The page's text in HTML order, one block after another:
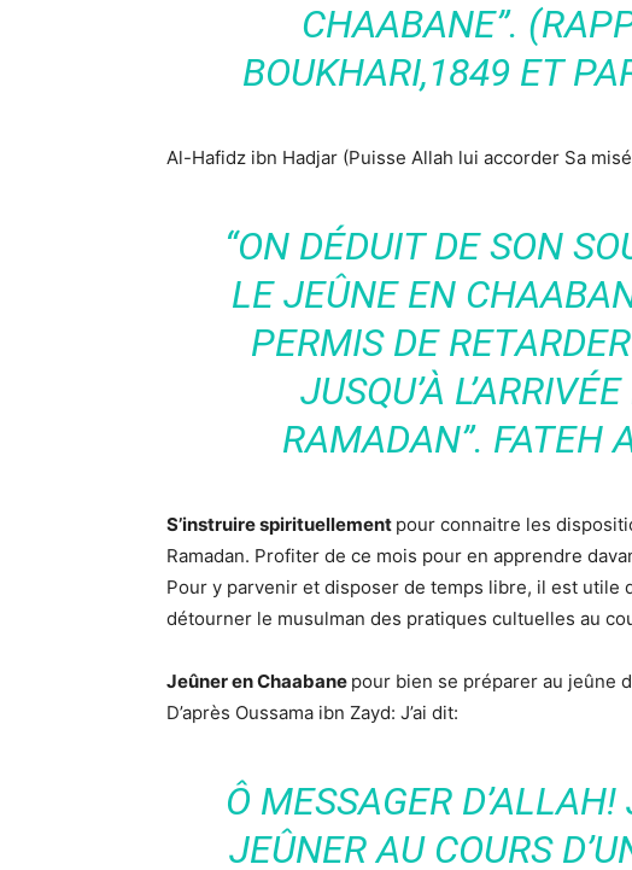
CHAABANE”.
BOUKHARI,1849 ET
Al-Hafidz ibn Hadjar (Puisse Allah lui accorder Sa
“ON DÉDUIT DE SON
LE JEÛNE EN
PERMIS DE
JUSQU’À
RAMADAN”. FATEH
S’instruire spirituellement pour connaitre les
Ramadan. Profiter de ce mois pour en apprendre
Pour y parvenir et disposer de temps libre, il est utile
détourner le musulman des pratiques cultuelles au
Jeûner en Chaabane pour bien se préparer au jeûne
D’après Oussama ibn Zayd: J’ai dit:
Ô MESSAGER
JEÛNER AU COURS